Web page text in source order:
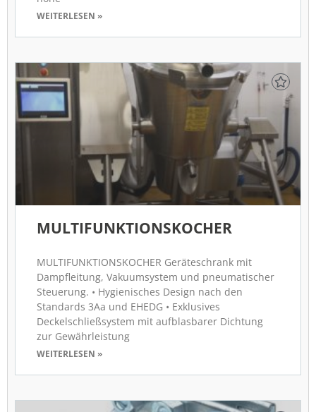
WEITERLESEN »
MULTIFUNKTIONSKOCHER
MULTIFUNKTIONSKOCHER Geräteschrank mit
Dampfleitung, Vakuumsystem und pneumatischer
Steuerung. • Hygienisches Design nach den
Standards 3Aa und EHEDG • Exklusives
Deckelschließsystem mit aufblasbarer Dichtung
zur Gewährleistung
WEITERLESEN »